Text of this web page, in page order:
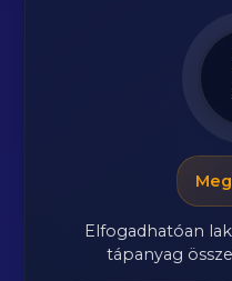
Elfogadhatóan
tápanyag